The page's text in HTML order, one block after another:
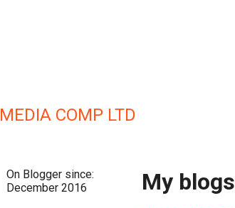
MEDIA COMP LTD
On Blogger since:
December 2016
My blogs